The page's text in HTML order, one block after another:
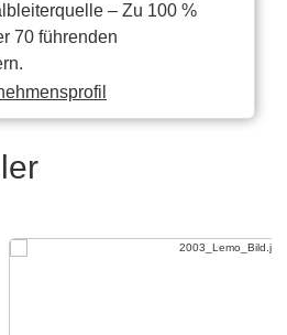
– Zu 100 %
70 führenden